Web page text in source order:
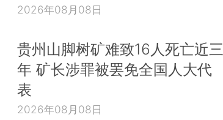
2026年08月08日
贵州山脚树矿难致16人死亡近三
年 矿长涉罪被罢免全国人大代
表
2026年08月08日